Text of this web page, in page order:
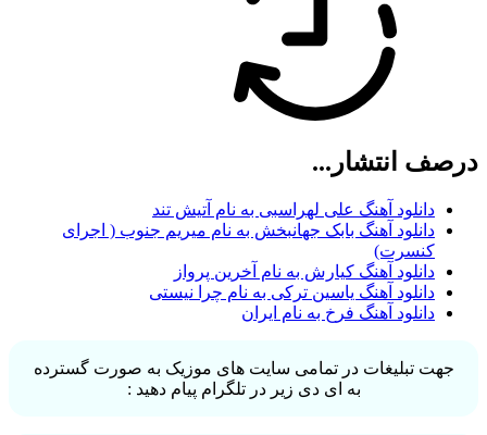
درصف انتشار...
دانلود آهنگ علی لهراسبی به نام آتیش تند
دانلود آهنگ بابک جهانبخش به نام میریم جنوب ( اجرای
کنسرت)
دانلود آهنگ کیارش به نام آخرین پرواز
دانلود آهنگ یاسین ترکی به نام چرا نیستی
دانلود آهنگ فرخ به نام ایران
جهت تبلیغات در تمامی سایت های موزیک به صورت گسترده
به ای دی زیر در تلگرام پیام دهید :